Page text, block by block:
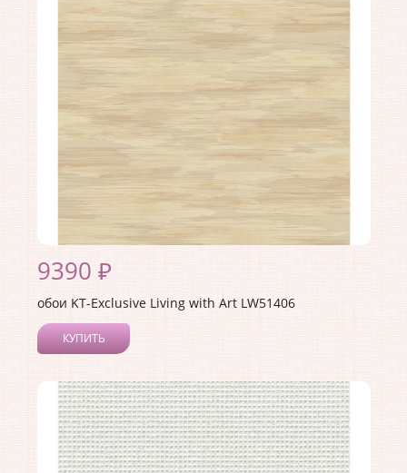
Материал покрытия:
Акриловое
Страна:
США
Материал основы:Бумага
Раппорт: 53
9390 ₽
обои KT-Exclusive Living with Art LW51406
КУПИТЬ
Коллекция:Living with Art
Длина рулона:8.23
Ширина рулона:0.68
Материал покрытия:Акриловое
Страна:США